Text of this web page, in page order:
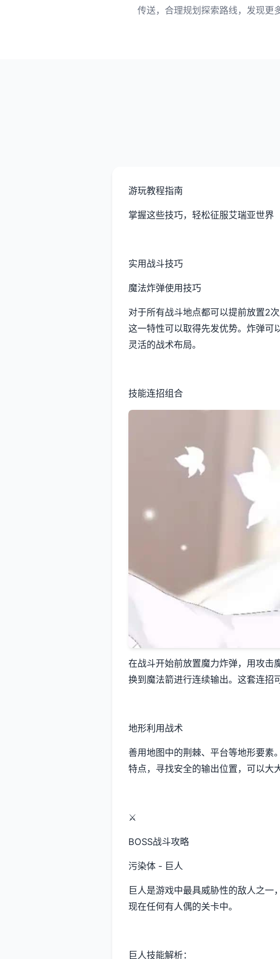
传送，合理规划探索路线，发现更
游玩教程指南
掌握这些技巧，轻松征服艾瑞亚世界
实用战斗技巧
魔法炸弹使用技巧
对于所有战斗地点都可以提前放置2
这一特性可以取得先发优势。炸弹可
灵活的战术布局。
技能连招组合
在战斗开始前放置魔力炸弹，用攻击
换到魔法箭进行连续输出。这套连招
地形利用战术
善用地图中的荆棘、平台等地形要素
特点，寻找安全的输出位置，可以大
⚔️
BOSS战斗攻略
污染体 - 巨人
巨人是游戏中最具威胁性的敌人之
现在任何有人偶的关卡中。
巨人技能解析：